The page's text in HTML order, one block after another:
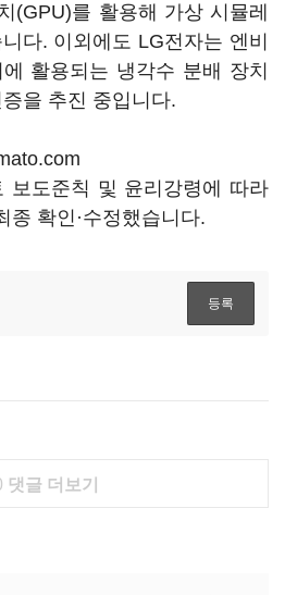
(GPU)를 활용해 가상 시뮬레
다. 이외에도 LG전자는 엔비
활용되는 냉각수 분배 장치
을 추진 중입니다.
보도준칙 및 윤리강령에 따라
종 확인·수정했습니다.
댓글 더보기